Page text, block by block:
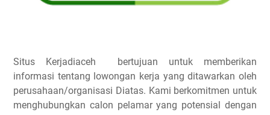
Situs Kerjadiaceh bertujuan untuk memberikan
informasi tentang lowongan kerja yang ditawarkan oleh
perusahaan/organisasi Diatas. Kami berkomitmen untuk
menghubungkan calon pelamar yang potensial dengan